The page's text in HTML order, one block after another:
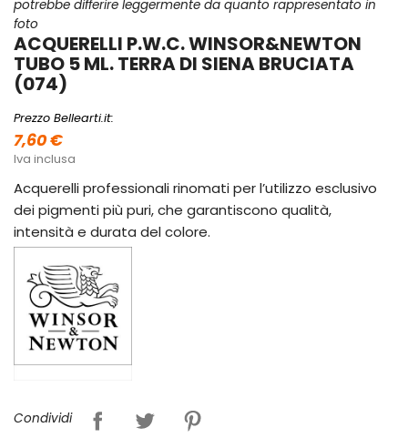
potrebbe differire leggermente da quanto rappresentato in
foto
ACQUERELLI P.W.C. WINSOR&NEWTON
TUBO 5 ML. TERRA DI SIENA BRUCIATA
(074)
Prezzo Bellearti.it:
7,60 €
Iva inclusa
Acquerelli professionali rinomati per l’utilizzo esclusivo
dei pigmenti più puri, che garantiscono qualità,
intensità e durata del colore.
Condividi